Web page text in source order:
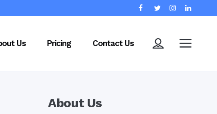
Us Pricing Contact Us
About Us